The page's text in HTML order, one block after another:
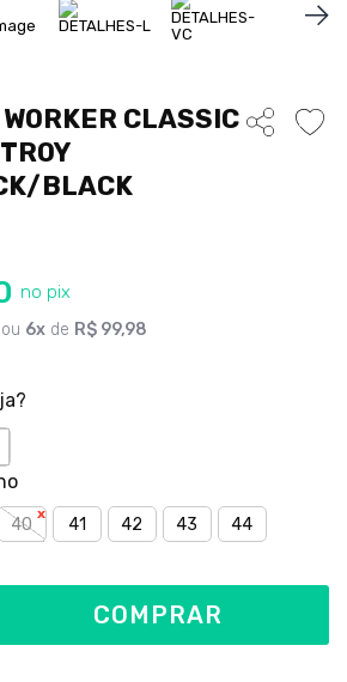
CLASSIC
BLACK
6 de R$ 99,98
40 41 42 43 44
COMPRAR